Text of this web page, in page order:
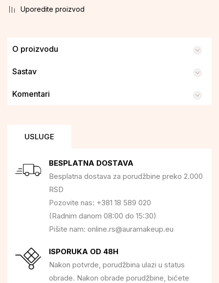
Uporedite proizvod
O proizvodu
Sastav
Komentari
USLUGE
BESPLATNA DOSTAVA
Besplatna dostava za porudžbine preko 2.000
RSD
Pozovite nas: +381 18 589 020
(Radnim danom 08:00 do 15:30)
Pišite nam: online.rs@auramakeup.eu
ISPORUKA OD 48H
Nakon potvrde, porudžbina ulazi u status
obrade. Nakon obrade porudžbine, bićete